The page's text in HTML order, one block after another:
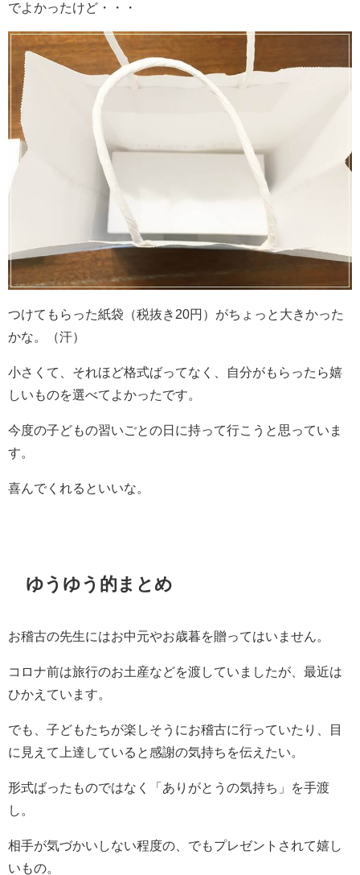
でよかったけど・・・
つけてもらった紙袋（税抜き20円）がちょっと大きかった
かな。（汗）
小さくて、それほど格式ばってなく、自分がもらったら嬉
しいものを選べてよかったです。
今度の子どもの習いごとの日に持って行こうと思っていま
す。
喜んでくれるといいな。
ゆうゆう的まとめ
お稽古の先生にはお中元やお歳暮を贈ってはいません。
コロナ前は旅行のお土産などを渡していましたが、最近は
ひかえています。
でも、子どもたちが楽しそうにお稽古に行っていたり、目
に見えて上達していると感謝の気持ちを伝えたい。
形式ばったものではなく「ありがとうの気持ち」を手渡
し。
相手が気づかいしない程度の、でもプレゼントされて嬉し
いもの。